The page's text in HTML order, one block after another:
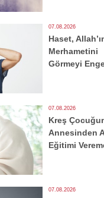
07.08.2026
Haset,
Merhametini
Görmeyi
07.08.2026
Kreş
Annesinden
Eğitimi
07.08.2026